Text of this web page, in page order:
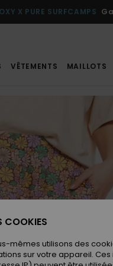
X PURE SURFCAMPS
VÊTEMENTS MAILLOTS
COOKIES
mêmes utilisons des
sur votre appareil.